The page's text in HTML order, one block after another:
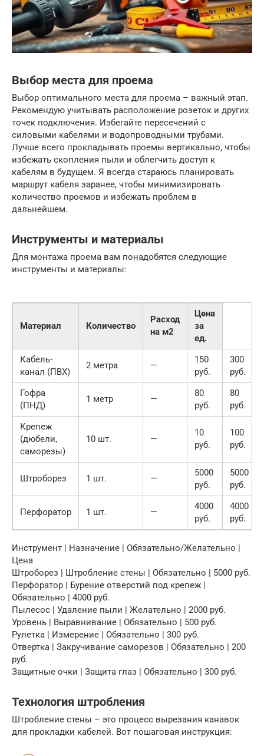
Выбор места для проема
Выбор оптимального места для проема – важный этап.
Рекомендую учитывать расположение розеток и других
точек подключения. Избегайте пересечений с
силовыми кабелями и водопроводными трубами.
Лучше всего прокладывать проемы вертикально, чтобы
избежать скопления пыли и облегчить доступ к
кабелям в будущем. Я всегда стараюсь планировать
маршрут кабеля заранее, чтобы минимизировать
количество проемов и избежать проблем в
дальнейшем.
Инструменты и материалы
Для монтажа проема вам понадобятся следующие
инструменты и материалы:
Материал Количество
Расход
на м2
Цена
за
ед.
Кабель-
канал (ПВХ)
2 метра —
150
руб.
300
руб.
Гофра
(ПНД)
1 метр —
80
руб.
80
руб.
Крепеж
(дюбели,
саморезы)
10 шт. —
10
руб.
100
руб.
Штроборез 1 шт. —
5000
руб.
5000
руб.
Перфоратор 1 шт. —
4000
руб.
4000
руб.
Инструмент | Назначение | Обязательно/Желательно |
Цена
Штроборез | Штробление стены | Обязательно | 5000 руб.
Перфоратор | Бурение отверстий под крепеж |
Обязательно | 4000 руб.
Пылесос | Удаление пыли | Желательно | 2000 руб.
Уровень | Выравнивание | Обязательно | 500 руб.
Рулетка | Измерение | Обязательно | 300 руб.
Отвертка | Закручивание саморезов | Обязательно | 200
руб.
Защитные очки | Защита глаз | Обязательно | 300 руб.
Технология штробления
Штробление стены – это процесс вырезания канавок
для прокладки кабелей. Вот пошаговая инструкция: